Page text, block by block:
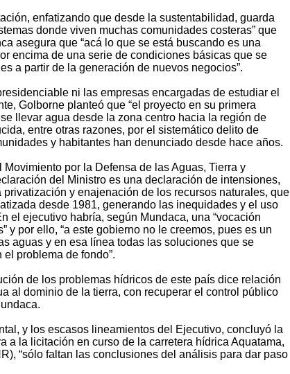
enfatizando que desde la sustentabilidad, guarda
donde viven muchas comunidades costeras” que
asegura que “acá lo que se está buscando es una
encima de una serie de condiciones básicas que se
a partir de la generación de nuevos negocios”.
ni las empresas encargadas de estudiar el
Golborne planteó que “el proyecto en su primera
llevar agua desde la zona centro hacia la región de
entre otras razones, por el sistemático delito de
y habitantes han denunciado desde hace años.
por la Defensa de las Aguas, Tierra y
del Ministro es una declaración de intensiones,
y enajenación de los recursos naturales, que
desde 1981, generando las inequidades y el uso
el ejecutivo habría, según Mundaca, una “vocación
y por ello, “a este gobierno no le creemos, pues es un
aguas y en esa línea todas las soluciones que se
problema de fondo”.
de los problemas hídricos de este país dice relación
al dominio de la tierra, con recuperar el control público
y los escasos lineamientos del Ejecutivo, concluyó la
a la licitación en curso de la carretera hídrica Aquatama,
“sólo faltan las conclusiones del análisis para dar paso